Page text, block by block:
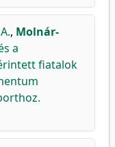
, Molnár-
a
fiatalok